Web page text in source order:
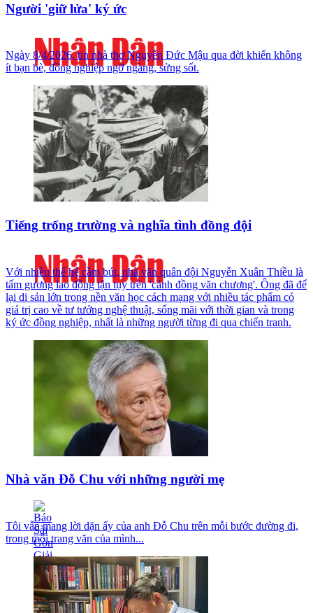
Người 'giữ lửa' ký ức
Ngày 8/4/2026, tin nhà thơ Nguyễn Đức Mậu qua đời khiến không
ít bạn bè, đồng nghiệp ngỡ ngàng, sửng sốt.
Tiếng trống trường và nghĩa tình đồng đội
Với nhiều thế hệ cầm bút, nhà văn quân đội Nguyễn Xuân Thiều là
tấm gương lao động tận tụy trên 'cánh đồng văn chương'. Ông đã để
lại di sản lớn trong nền văn học cách mạng với nhiều tác phẩm có
giá trị cao về tư tưởng nghệ thuật, sống mãi với thời gian và trong
ký ức đồng nghiệp, nhất là những người từng đi qua chiến tranh.
Nhà văn Đỗ Chu với những người mẹ
Tôi vẫn mang lời dặn ấy của anh Đỗ Chu trên mỗi bước đường đi,
trong mỗi trang văn của mình...